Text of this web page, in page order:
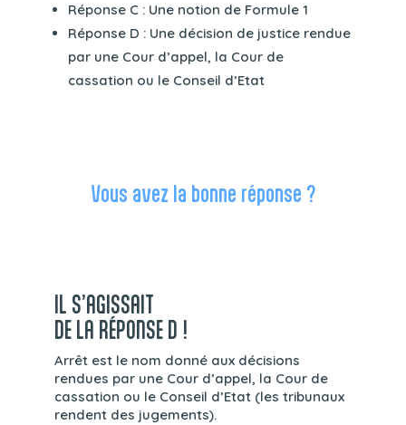
Réponse C : Une notion de Formule 1
Réponse D : Une décision de justice rendue
par une Cour d’appel, la Cour de
cassation ou le Conseil d’Etat
Vous avez la bonne réponse ?
IL S’AGISSAIT
DE LA RÉPONSE D !
Arrêt est le nom donné aux décisions
rendues par une Cour d’appel, la Cour de
cassation ou le Conseil d’Etat (les tribunaux
rendent des jugements).